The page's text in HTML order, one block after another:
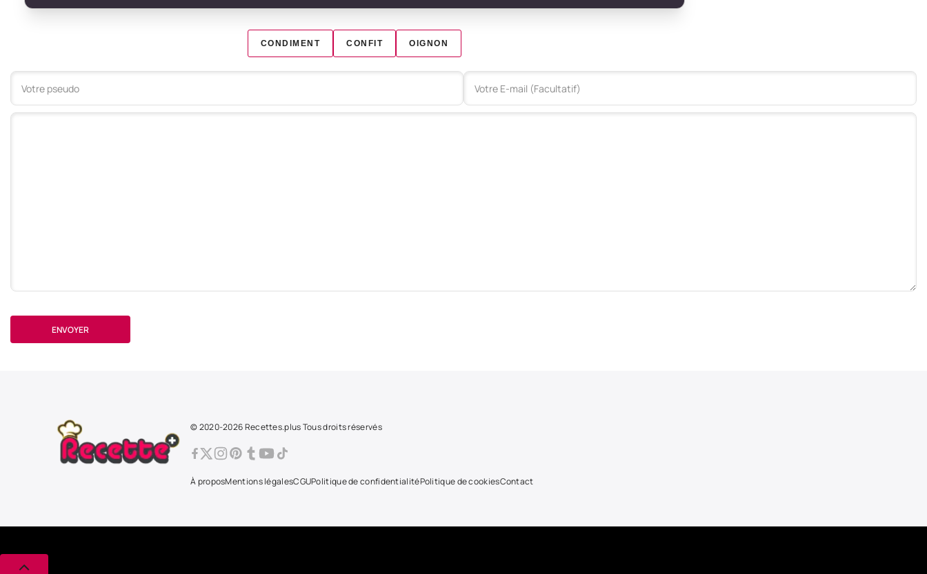
CONDIMENT CONFIT OIGNON
Votre commentaire
ENVOYER
© 2020-2026 Recettes.plus Tous droits réservés
À proposMentions légalesCGUPolitique de confidentialitéPolitique de cookiesContact